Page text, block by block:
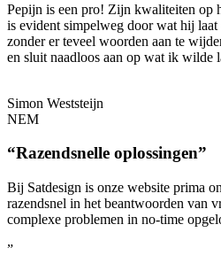
Pepijn is een pro! Zijn kwaliteiten op
is evident simpelweg door wat hij laat
zonder er teveel woorden aan te
en sluit naadloos aan op wat ik wilde
Simon Weststeijn
NEM
“Razendsnelle oplossingen”
Bij Satdesign is onze website prima
razendsnel in het beantwoorden van
complexe problemen in no-time
”